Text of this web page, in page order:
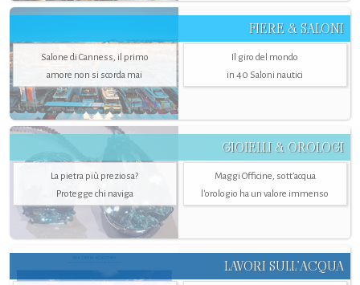
FIERE & SALONI
Salone di Canness, il primo
amore non si scorda mai
Il giro del mondo
in 40 Saloni nautici
GIOIELLI & OROLOGI
La pietra più preziosa?
Protegge chi naviga
Maggi Officine, sott’acqua
l'orologio ha un valore immenso
LAVORI SULL’ACQUA